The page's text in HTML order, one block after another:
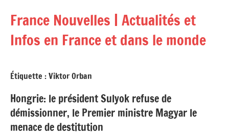
contenu
France Nouvelles | Actualités et
Infos en France et dans le monde
Étiquette :Viktor Orban
Hongrie: le président Sulyok refuse de
démissionner, le Premier ministre Magyar le
menace de destitution